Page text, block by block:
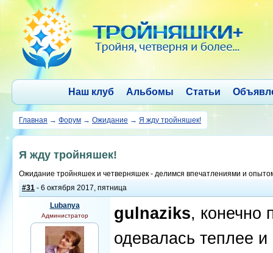
Наш клуб Альбомы Статьи
Главная → Форум → Ожидание → Я жду тройняшек!
Я жду тройняшек!
Ожидание тройняшек и четверняшек - делимся впечатлениями и
#31 - 6 октября 2017, пятница
Lubanya
Администратор gulnaziks, конечно
одевалась теплее